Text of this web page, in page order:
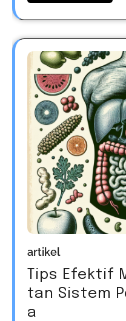
artikel
Tips Efektif
tan Sistem
a